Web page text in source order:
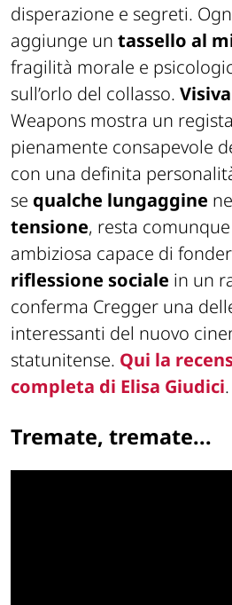
disperazione e segreti.
aggiunge un tassello al
fragilità morale e
sull’orlo del collasso.
Weapons mostra un
pienamente consapevole
con una definita
se qualche lungaggine ne
tensione, resta comunque
ambiziosa capace di
riflessione sociale in un
conferma Cregger una
interessanti del nuovo
statunitense. Qui la
completa di Elisa Giudici.
Tremate, tremate...